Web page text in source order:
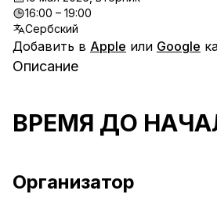
16:00 – 19:00
Сербский
Добавить в Apple или Google
Описание
ВРЕМЯ ДО
Организатор